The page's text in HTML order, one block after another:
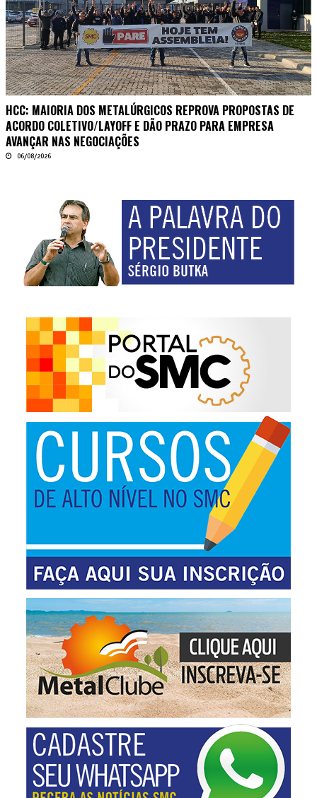
HCC: MAIORIA DOS METALÚRGICOS REPROVA PROPOSTAS DE
ACORDO COLETIVO/LAYOFF E DÃO PRAZO PARA EMPRESA
AVANÇAR NAS NEGOCIAÇÕES
06/08/2026